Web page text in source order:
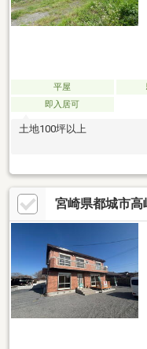
平屋
即入居可
土地100坪以上
宮崎県都城市高